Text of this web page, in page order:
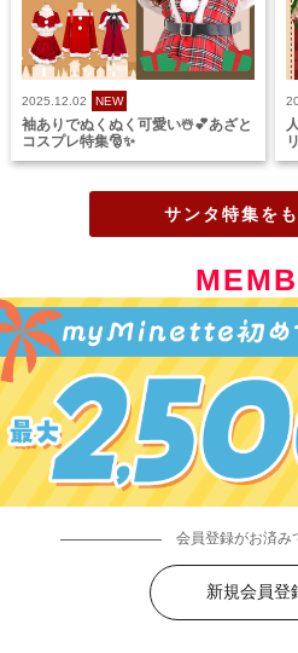
2025.12.02 NEW
袖ありでぬくぬく可愛い☃️💕あざと
コスプレ特集🎅✨
サンタ特集を
会員登録がお済み
新規会員登